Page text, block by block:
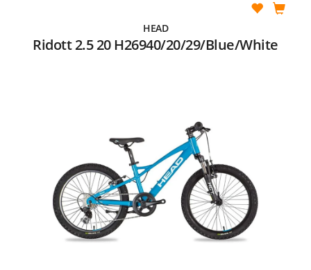
HEAD
Ridott 2.5 20 H26940/20/29/Blue/White